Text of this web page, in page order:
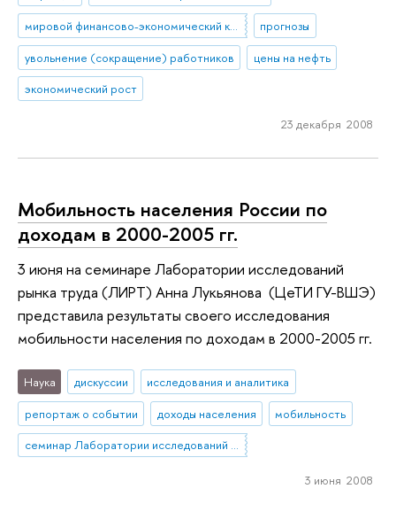
мировой финансово-экономический кризис
прогнозы
увольнение (сокращение) работников
цены на нефть
экономический рост
23 декабря 2008
Мобильность населения России по
доходам в 2000-2005 гг.
3 июня на семинаре Лаборатории исследований
рынка труда (ЛИРТ) Анна Лукьянова (ЦеТИ ГУ-ВШЭ)
представила результаты своего исследования
мобильности населения по доходам в 2000-2005 гг.
Наука дискуссии
исследования и аналитика
репортаж о событии
доходы населения
мобильность
семинар Лаборатории исследований рынка труда (ЛИРТ)
3 июня 2008